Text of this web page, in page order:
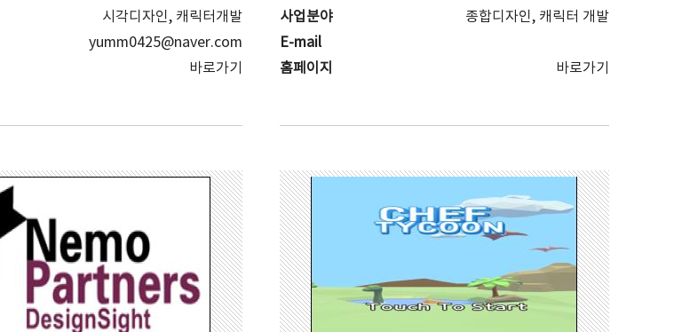
시각디자인, 캐릭터개발
yumm0425@naver.com
바로가기
사업분야
종합디자인, 캐릭터 개발
E-mail
홈페이지
바로가기